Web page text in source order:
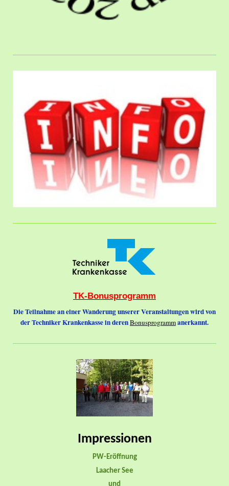
TK-Bonusprogramm
Die Teilnahme an einer Wanderung unserer Veranstaltungen wird von
der Techniker Krankenkasse in derenBonusprogrammanerkannt.
Impressionen
PW-Eröffnung
Laacher See
und